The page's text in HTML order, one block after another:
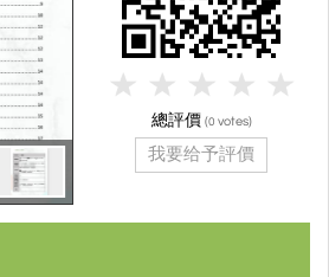
總評價 (0 votes)
我要给予評價